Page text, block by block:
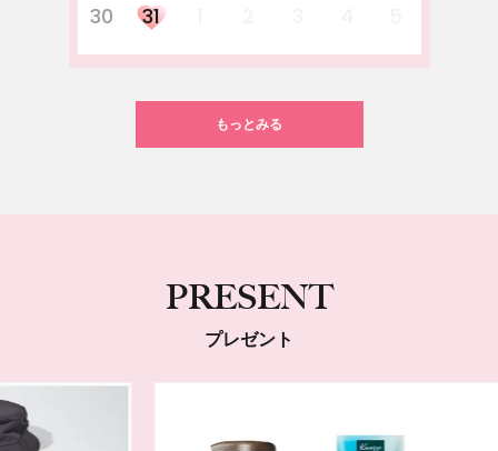
30
31
もっとみる
PRESENT
プレゼント